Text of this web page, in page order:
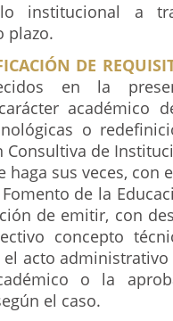
institucional a
plazo.
DE
en la
académico
o
Consultiva de
sus veces, con
de la
de emitir, con
concepto
acto
o la
el caso.